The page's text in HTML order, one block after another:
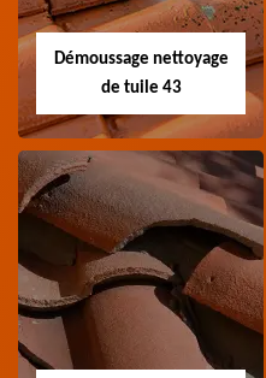
toiture 43 Haute-Loire
Démoussage nettoyage
de tuile 43
Démoussage
nettoyage de tuile
Spécialiste en
démoussage et